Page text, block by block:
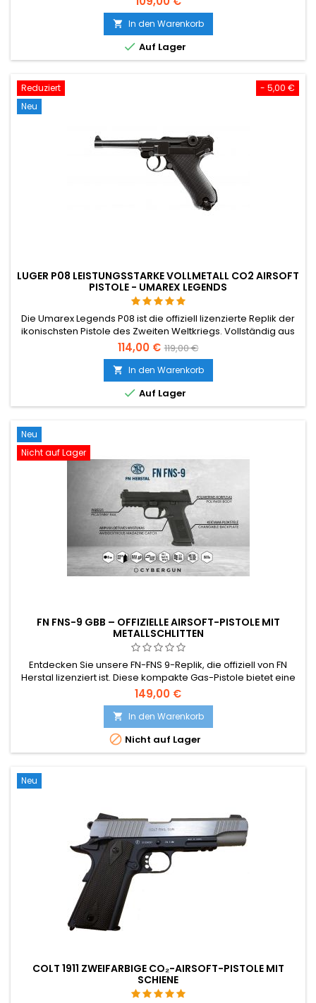
 In den Warenkorb
 Auf Lager
- 5,00 €
Reduziert
Neu
LUGER P08 LEISTUNGSSTARKE VOLLMETALL CO2 AIRSOFT
PISTOLE - UMAREX LEGENDS
Die Umarex Legends P08 ist die offiziell lizenzierte Replik der
ikonischsten Pistole des Zweiten Weltkriegs. Vollständig aus
Metall, 818 g schwer, 216 mm lang, CO2-betrieben mit einem
Metallmagazin, das sowohl die 12 g CO2-Patrone als auch 15
BBs aufnimmt. Der authentische Sicherungshebel funktioniert
exakt wie beim Original. Unter 2,0 Joule – in...
114,00 € 119,00 €
 In den Warenkorb
 Auf Lager
Neu
Nicht auf Lager
FN FNS-9 GBB – OFFIZIELLE AIRSOFT-PISTOLE MIT
METALLSCHLITTEN
Entdecken Sie unsere FN-FNS 9-Replik, die offiziell von FN
Herstal lizenziert ist. Diese kompakte Gas-Pistole bietet eine
hervorragende Leistung und ist damit die ideale Zweitwaffe!
149,00 €
 In den Warenkorb
 Nicht auf Lager
Neu
COLT 1911 ZWEIFARBIGE CO₂-AIRSOFT-PISTOLE MIT
SCHIENE